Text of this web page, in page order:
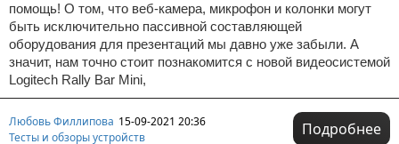
помощь! О том, что веб-камера, микрофон и колонки могут
быть исключительно пассивной составляющей
оборудования для презентаций мы давно уже забыли. А
значит, нам точно стоит познакомится с новой видеосистемой
Logitech Rally Bar Mini,
Любовь Филлипова 15-09-2021 20:36
Тесты и обзоры устройств
Подробнее